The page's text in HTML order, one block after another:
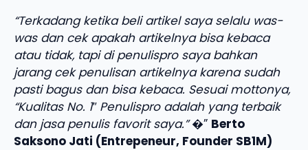
“Terkadang ketika beli artikel saya selalu was-
was dan cek apakah artikelnya bisa kebaca
atau tidak, tapi di penulispro saya bahkan
jarang cek penulisan artikelnya karena sudah
pasti bagus dan bisa kebaca. Sesuai mottonya,
“Kualitas No. 1″ Penulispro adalah yang terbaik
dan jasa penulis favorit saya.”�” Berto
Saksono Jati (Entrepeneur, Founder SB1M)